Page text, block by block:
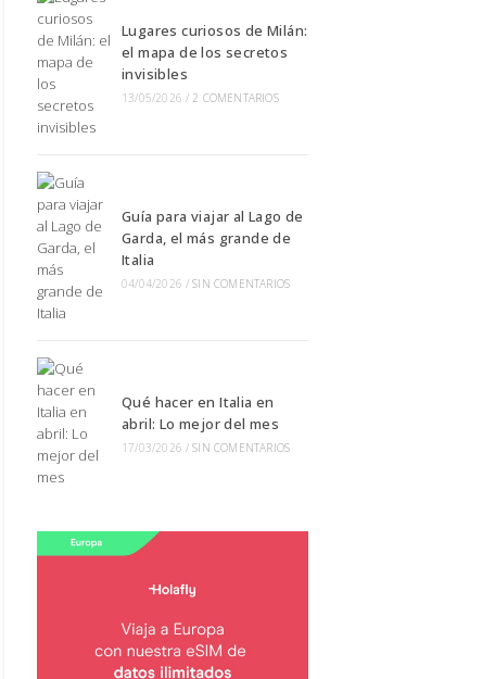
Lugares curiosos de Milán:
el mapa de los secretos
invisibles
13/05/2026 / 2 COMENTARIOS
Guía para viajar al Lago de
Garda, el más grande de
Italia
04/04/2026 / SIN COMENTARIOS
Qué hacer en Italia en
abril: Lo mejor del mes
17/03/2026 / SIN COMENTARIOS